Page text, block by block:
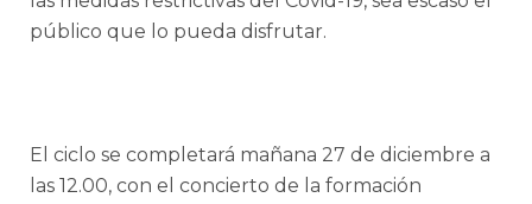
público que lo pueda disfrutar.
El ciclo se completará mañana 27 de diciembre a
las 12.00, con el concierto de la formación